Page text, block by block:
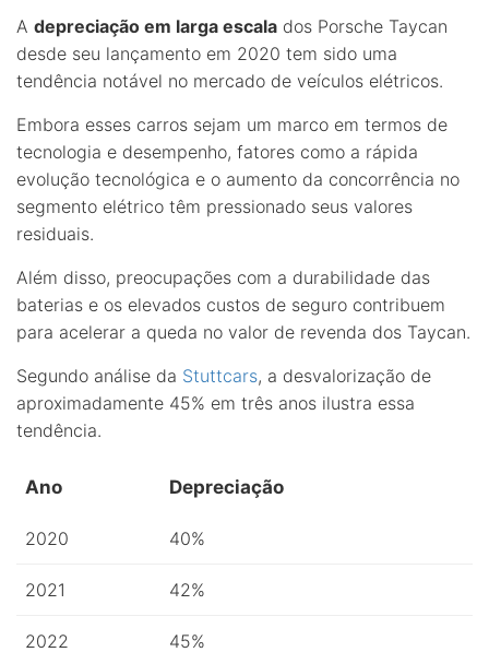
A depreciação em larga escala dos Porsche Taycan
desde seu lançamento em 2020 tem sido uma
tendência notável no mercado de veículos elétricos.
Embora esses carros sejam um marco em termos de
tecnologia e desempenho, fatores como a rápida
evolução tecnológica e o aumento da concorrência no
segmento elétrico têm pressionado seus valores
residuais.
Além disso, preocupações com a durabilidade das
baterias e os elevados custos de seguro contribuem
para acelerar a queda no valor de revenda dos Taycan.
Segundo análise da Stuttcars, a desvalorização de
aproximadamente 45% em três anos ilustra essa
tendência.
Ano Depreciação
2020 40%
2021 42%
2022
45%